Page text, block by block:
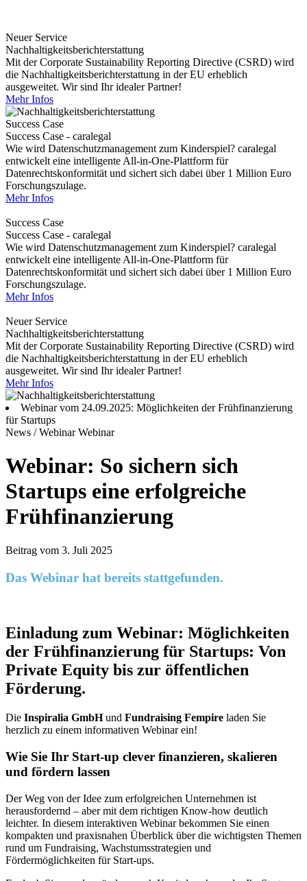
Neuer Service
Nachhaltigkeitsberichterstattung
Mit der Corporate Sustainability Reporting Directive (CSRD) wird
die Nachhaltigkeitsberichterstattung in der EU erheblich
ausgeweitet. Wir sind Ihr idealer Partner!
Mehr Infos
Success Case
Success Case - caralegal
Wie wird Datenschutzmanagement zum Kinderspiel? caralegal
entwickelt eine intelligente All-in-One-Plattform für
Datenrechtskonformität und sichert sich dabei über 1 Million Euro
Forschungszulage.
Mehr Infos
Success Case
Success Case - caralegal
Wie wird Datenschutzmanagement zum Kinderspiel? caralegal
entwickelt eine intelligente All-in-One-Plattform für
Datenrechtskonformität und sichert sich dabei über 1 Million Euro
Forschungszulage.
Mehr Infos
Neuer Service
Nachhaltigkeitsberichterstattung
Mit der Corporate Sustainability Reporting Directive (CSRD) wird
die Nachhaltigkeitsberichterstattung in der EU erheblich
ausgeweitet. Wir sind Ihr idealer Partner!
Mehr Infos
Webinar vom 24.09.2025: Möglichkeiten der Frühfinanzierung
für Startups
News / WebinarWebinar
Webinar: So sichern sich
Startups eine erfolgreiche
Frühfinanzierung
Beitrag vom 3. Juli 2025
Das Webinar hat bereits stattgefunden.
Einladung zum Webinar: Möglichkeiten
der Frühfinanzierung für Startups: Von
Private Equity bis zur öffentlichen
Förderung.
Die Inspiralia GmbHund Fundraising Fempire laden Sie
herzlich zu einem informativen Webinar ein!
Wie Sie Ihr Start-up clever finanzieren, skalieren
und fördern lassen
Der Weg von der Idee zum erfolgreichen Unternehmen ist
herausfordernd – aber mit dem richtigen Know-how deutlich
leichter. In diesem interaktiven Webinar bekommen Sie einen
kompakten und praxisnahen Überblick über die wichtigsten Themen
rund um Fundraising, Wachstumsstrategien und
Fördermöglichkeiten für Start-ups.